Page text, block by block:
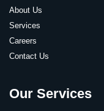
About Us
Services
Careers
Contact Us
Our Services